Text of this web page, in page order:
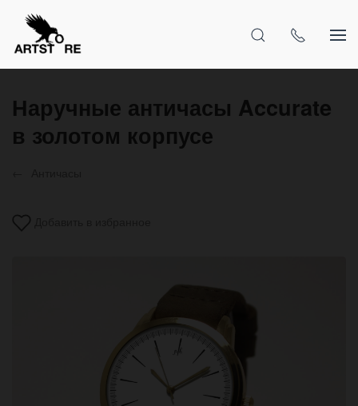
Наручные античасы Accurate
в золотом корпусе